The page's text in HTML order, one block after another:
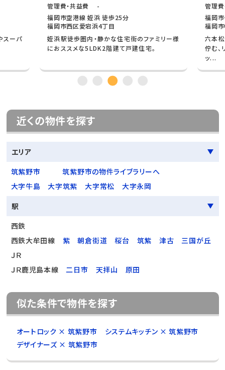
スーパ
管理費・共益費 -
福岡市空港線 姪浜 徒歩25分
福岡市西区愛宕浜4丁目
姪浜駅徒歩圏内・静かな住宅街のファミリー様
におススメな5LDK2階建て戸建住宅。
管理
福岡
福岡
六本
佇む、
ッ...
近くの物件を探す
エリア
筑紫野市
筑紫野市の物件ライブラリーへ
大字牛島
大字筑紫 大字常松
大字永岡
駅
西鉄
西鉄大牟田線
紫 朝倉街道 桜台 筑紫 津古
三国が丘
ＪＲ
ＪＲ鹿児島本線
二日市 天拝山 原田
似た条件で物件を探す
オートロック × 筑紫野市
システムキッチン × 筑紫野市
デザイナーズ × 筑紫野市